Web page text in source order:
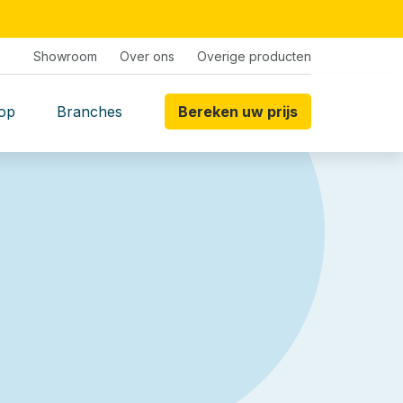
Showroom Over ons Overige producten
Branches Bereken uw prijs